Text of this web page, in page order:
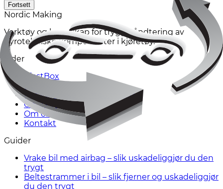
Fortsett
Nordic Making
Verktøy og kunnskap for trygg håndtering av
pyrotekniske komponenter i kjøretøy.
Sider
BlastBox
Pyrotekniske komponenter
Opplæring
Om oss
Kontakt
Guider
Vrake bil med airbag – slik uskadeliggjør du den
trygt
Beltestrammer i bil – slik fjerner og uskadeliggjør
du den trygt